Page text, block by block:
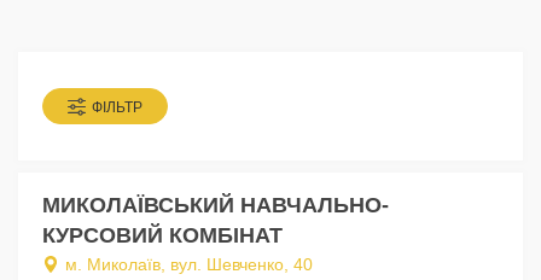
ФІЛЬТР
МИКОЛАЇВСЬКИЙ НАВЧАЛЬНО-
КУРСОВИЙ КОМБІНАТ
м. Миколаїв, вул. Шевченко, 40